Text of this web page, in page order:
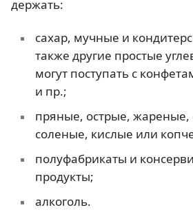
держать:
сахар, мучные и
также другие простые
могут поступать с
и пр.;
пряные, острые,
соленые, кислые или
полуфабрикаты и
продукты;
алкоголь.